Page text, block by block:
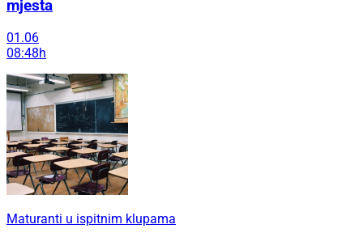
mjesta
01.06
08:48h
Maturanti u ispitnim klupama